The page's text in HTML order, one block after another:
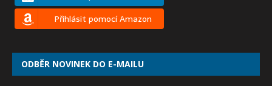
Přihlásit pomocí Amazon
ODBĚR NOVINEK DO E-MAILU